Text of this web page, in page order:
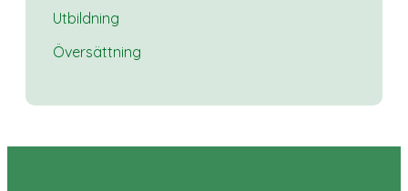
Utbildning
Översättning